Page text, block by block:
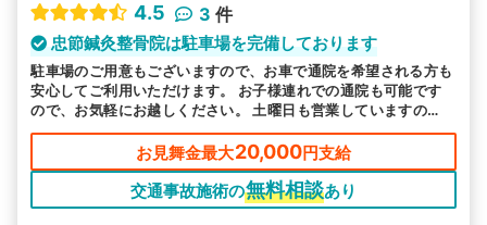
4.5
3 件
忠節鍼灸整骨院は駐車場を完備しております
駐車場のご用意もございますので、お車で通院を希望される方も
安心してご利用いただけます。 お子様連れでの通院も可能です
ので、お気軽にお越しください。 土曜日も営業していますの
で、平日お忙しい方も通いやすいです。
お見舞金最大20,000円支給
交通事故施術の無料相談あり